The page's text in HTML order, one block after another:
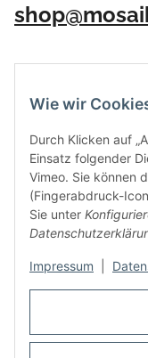
Wie wir
Durch Klicken auf
Einsatz folgender
Vimeo. Sie können
(Fingerabdruck-
Sie unter
Impressum